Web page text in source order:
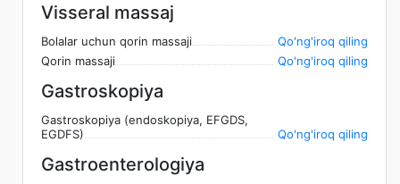
Visseral massaj
Bolalar uchun qorin massaji
Qo'ng'iroq qiling
Qorin massaji
Qo'ng'iroq qiling
Gastroskopiya
Gastroskopiya (endoskopiya, EFGDS,
EGDFS)
Qo'ng'iroq qiling
Gastroenterologiya